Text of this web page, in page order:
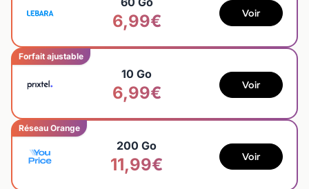
6,99€ Voir
Forfait ajustable
10 Go
6,99€ Voir
Réseau Orange
200 Go
11,99€ Voir